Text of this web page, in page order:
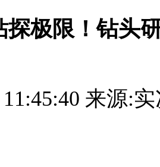
探极限！钻头
来源: